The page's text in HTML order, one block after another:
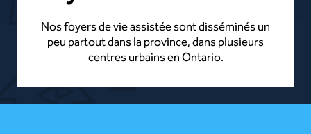
Nos foyers de vie assistée sont disséminés un
peu partout dans la province, dans plusieurs
centres urbains en Ontario.